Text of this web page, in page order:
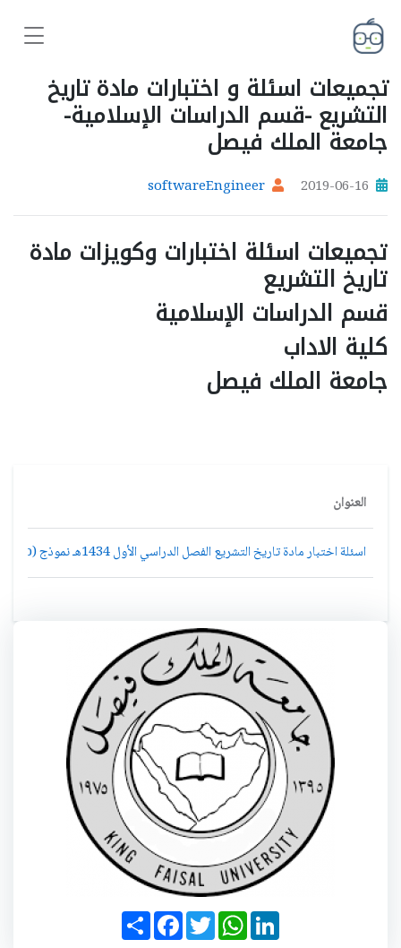
تجميعات اسئلة و اختبارات مادة تاريخ
التشريع -قسم الدراسات الإسلامية-
جامعة الملك فيصل
2019-06-16
softwareEngineer
تجميعات اسئلة اختبارات وكويزات مادة
تاريخ التشريع
قسم الدراسات الإسلامية
كلية الاداب
جامعة الملك فيصل
العنوان
اسئلة اختبار مادة تاريخ التشريع الفصل الدراسي الأول 1434هـ نموذج (b)
S
h
F
a
T
w
W
h
L
i